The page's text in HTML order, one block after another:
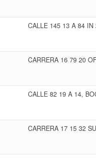
CALLE 145 13 A 84 IN
CARRERA 16 79 20
CALLE 82 19 A 14,
CARRERA 17 15 32